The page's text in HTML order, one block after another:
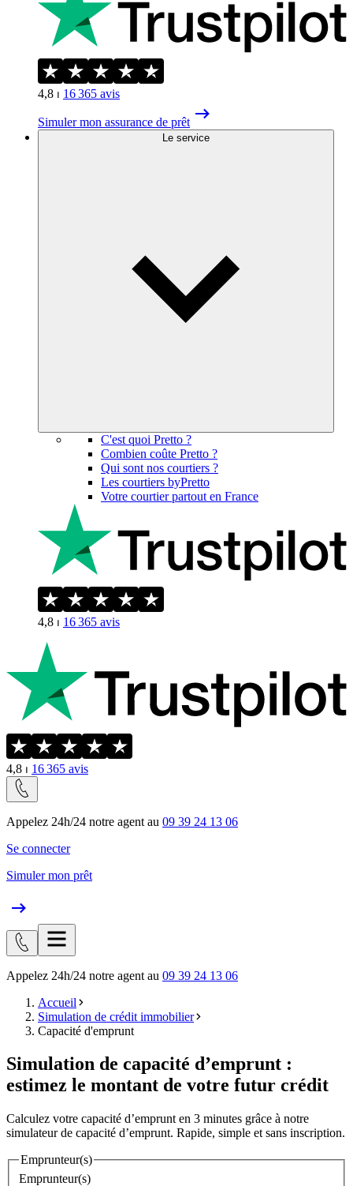
4,8 ⏐ 16 365 avis
Simuler mon assurance de prêt
Le service
C'est quoi Pretto ?
Combien coûte Pretto ?
Qui sont nos courtiers ?
Les courtiers byPretto
Votre courtier partout en France
4,8 ⏐ 16 365 avis
4,8 ⏐ 16 365 avis
Appelez 24h/24 notre agent au 09 39 24 13 06
Se connecter
Simuler mon prêt
Appelez 24h/24 notre agent au 09 39 24 13 06
Accueil
Simulation de crédit immobilier
Capacité d'emprunt
Simulation de capacité d’emprunt :
estimez le montant de votre futur crédit
Calculez votre capacité d’emprunt en 3 minutes grâce à notre
simulateur de capacité d’emprunt. Rapide, simple et sans inscription.
Emprunteur(s)
Emprunteur(s)